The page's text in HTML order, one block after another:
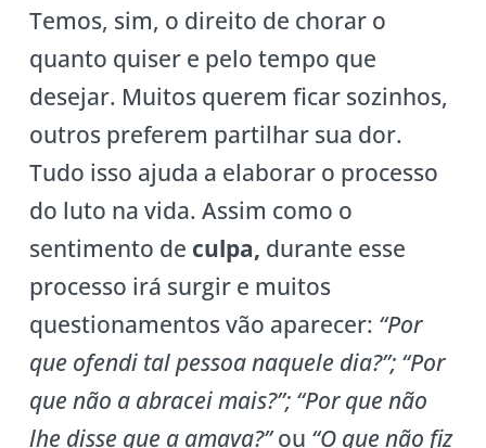
Temos, sim, o direito de chorar o
quanto quiser e pelo tempo que
desejar. Muitos querem ficar sozinhos,
outros preferem partilhar sua dor.
Tudo isso ajuda a elaborar o processo
do luto na vida. Assim como o
sentimento de culpa, durante esse
processo irá surgir e muitos
questionamentos vão aparecer: “Por
que ofendi tal pessoa naquele dia?”; “Por
que não a abracei mais?”; “Por que não
lhe disse que a amava?”ou “O que não fiz